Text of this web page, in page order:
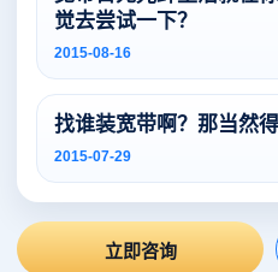
觉去尝试一下？
2015-08-16
找谁装宽带啊？那当然
2015-07-29
立即咨询